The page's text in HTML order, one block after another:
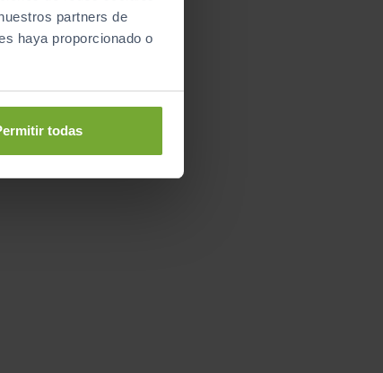
partners de
haya proporcionado o
todas